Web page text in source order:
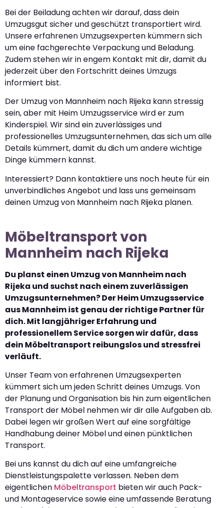
Bei der Beiladung achten wir darauf, dass dein
Umzugsgut sicher und geschützt transportiert wird.
Unsere erfahrenen Umzugsexperten kümmern sich
um eine fachgerechte Verpackung und Beladung.
Zudem stehen wir in engem Kontakt mit dir, damit du
jederzeit über den Fortschritt deines Umzugs
informiert bist.
Der Umzug von Mannheim nach Rijeka kann stressig
sein, aber mit Heim Umzugsservice wird er zum
Kinderspiel. Wir sind ein zuverlässiges und
professionelles Umzugsunternehmen, das sich um alle
Details kümmert, damit du dich um andere wichtige
Dinge kümmern kannst.
Interessiert? Dann kontaktiere uns noch heute für ein
unverbindliches Angebot und lass uns gemeinsam
deinen Umzug von Mannheim nach Rijeka planen.
Möbeltransport von
Mannheim nach Rijeka
Du planst einen Umzug von Mannheim nach
Rijeka und suchst nach einem zuverlässigen
Umzugsunternehmen? Der Heim Umzugsservice
aus Mannheim ist genau der richtige Partner für
dich. Mit langjähriger Erfahrung und
professionellem Service sorgen wir dafür, dass
dein Möbeltransport reibungslos und stressfrei
verläuft.
Unser Team von erfahrenen Umzugsexperten
kümmert sich um jeden Schritt deines Umzugs. Von
der Planung und Organisation bis hin zum eigentlichen
Transport der Möbel nehmen wir dir alle Aufgaben ab.
Dabei legen wir großen Wert auf eine sorgfältige
Handhabung deiner Möbel und einen pünktlichen
Transport.
Bei uns kannst du dich auf eine umfangreiche
Dienstleistungspalette verlassen. Neben dem
eigentlichen Möbeltransport bieten wir auch Pack-
und Montageservice sowie eine umfassende Beratung